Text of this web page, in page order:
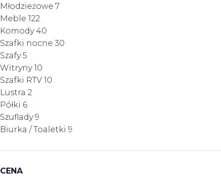
Młodzieżowe 7
Meble 122
Komody 40
Szafki nocne 30
Szafy 5
Witryny 10
Szafki RTV 10
Lustra 2
Półki 6
Szuflady 9
Biurka / Toaletki 9
CENA